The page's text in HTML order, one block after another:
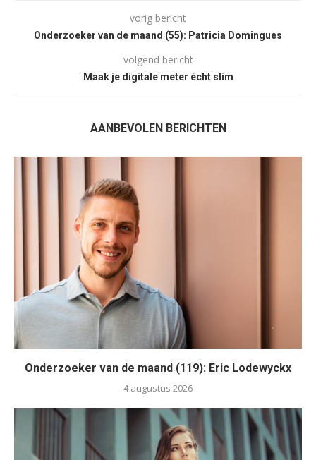
vorig bericht
Onderzoeker van de maand (55): Patricia Domingues
volgend bericht
Maak je digitale meter écht slim
AANBEVOLEN BERICHTEN
Onderzoeker van de maand (119): Eric Lodewyckx
4 augustus 2026